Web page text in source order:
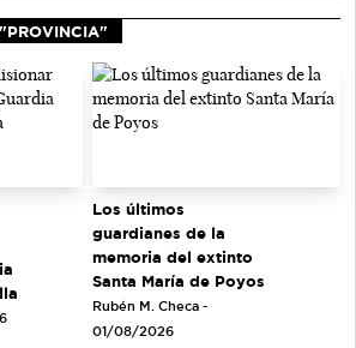
Los últimos
guardianes de la
memoria del extinto
Santa María de Poyos
Rubén M. Checa -
01/08/2026